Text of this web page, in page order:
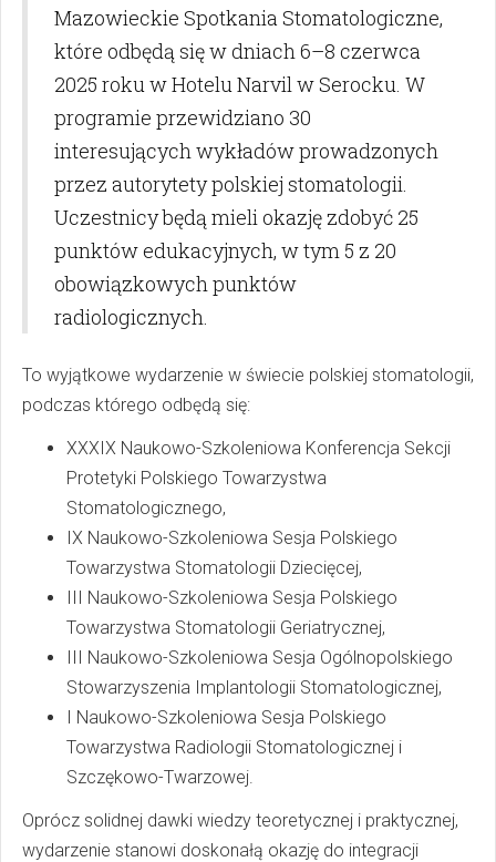
Mazowieckie Spotkania Stomatologiczne,
które odbędą się w dniach 6–8 czerwca
2025 roku w Hotelu Narvil w Serocku. W
programie przewidziano 30
interesujących wykładów prowadzonych
przez autorytety polskiej stomatologii.
Uczestnicy będą mieli okazję zdobyć 25
punktów edukacyjnych, w tym 5 z 20
obowiązkowych punktów
radiologicznych.
To wyjątkowe wydarzenie w świecie polskiej stomatologii,
podczas którego odbędą się:
XXXIX Naukowo-Szkoleniowa Konferencja Sekcji
Protetyki Polskiego Towarzystwa
Stomatologicznego,
IX Naukowo-Szkoleniowa Sesja Polskiego
Towarzystwa Stomatologii Dziecięcej,
III Naukowo-Szkoleniowa Sesja Polskiego
Towarzystwa Stomatologii Geriatrycznej,
III Naukowo-Szkoleniowa Sesja Ogólnopolskiego
Stowarzyszenia Implantologii Stomatologicznej,
I Naukowo-Szkoleniowa Sesja Polskiego
Towarzystwa Radiologii Stomatologicznej i
Szczękowo-Twarzowej.
Oprócz solidnej dawki wiedzy teoretycznej i praktycznej,
wydarzenie stanowi doskonałą okazję do integracji